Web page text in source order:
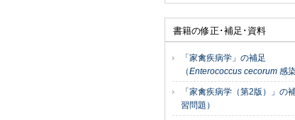
書籍の修正･補足･資料
「家禽疾病学」の補足
（Enterococcus cecorum 感
「家禽疾病学（第2版）」の
習問題）